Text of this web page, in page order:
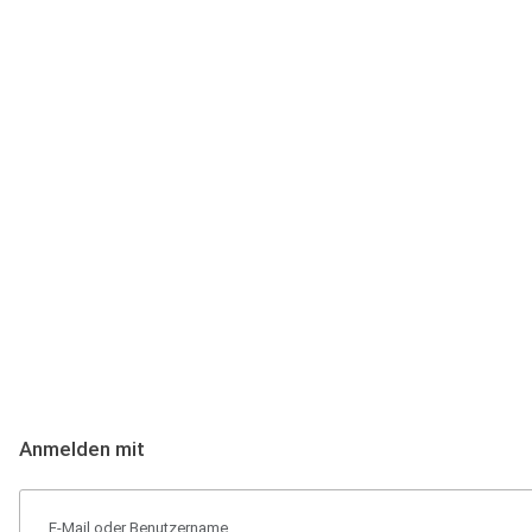
Anmelden mit